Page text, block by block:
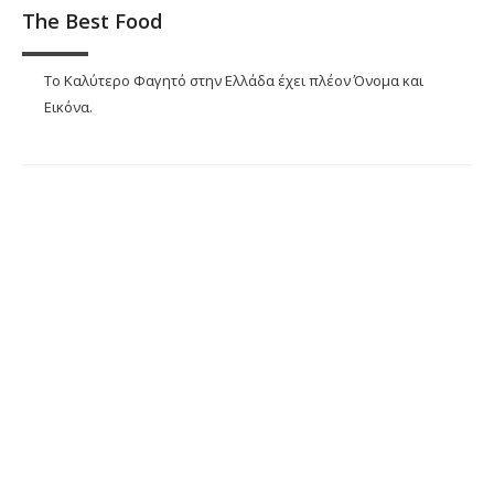
The Best Food
Το Καλύτερο Φαγητό στην Ελλάδα έχει πλέον Όνομα και
Εικόνα.